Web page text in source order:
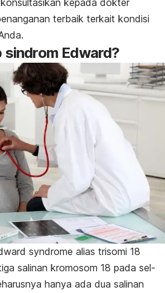
konsultasikan kepada dokter
terbaik terkait kondisi
Edward?
syndrome alias trisomi 18
salinan kromosom 18 pada sel-
hanya ada dua salinan